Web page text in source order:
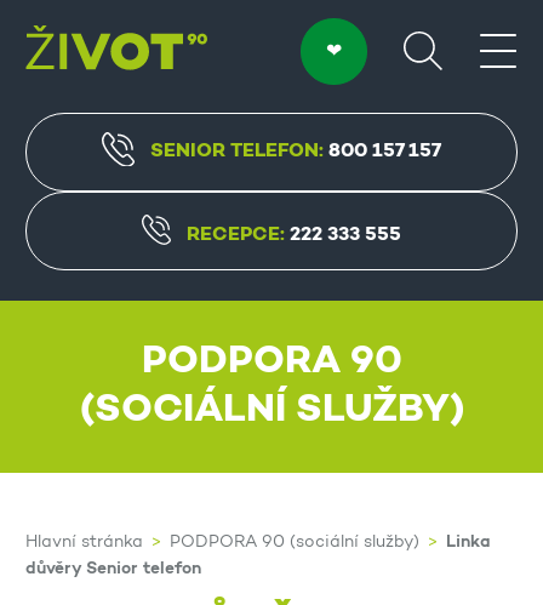
SENIOR TELEFON:800 157 157
RECEPCE:222 333 555
PODPORA 90
(SOCIÁLNÍ SLUŽBY)
Hlavní stránka PODPORA 90 (sociální služby)
Linka
důvěry Senior telefon